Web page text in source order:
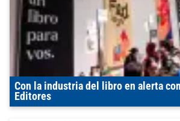
Con la industria del libro en alerta
Editores